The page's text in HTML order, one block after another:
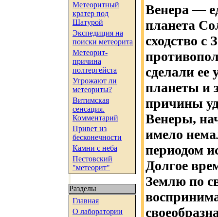
Метеоритный
кратер под
Шатурой
Экспедиция на
поиски метеорита
Метеорит-
причина
полтергейста
Угрожают ли
метеориты?
Витимская
сенсация.
Комментарий
Привет из
бесконечности
Камни с неба
Пестовский
"метеорит"
Разделы
Главная
О лаборатории
Венера —
планета
сходство с
сделали
планеты и
причины
Венеры,
имело
периодом
Долгое
Землю по